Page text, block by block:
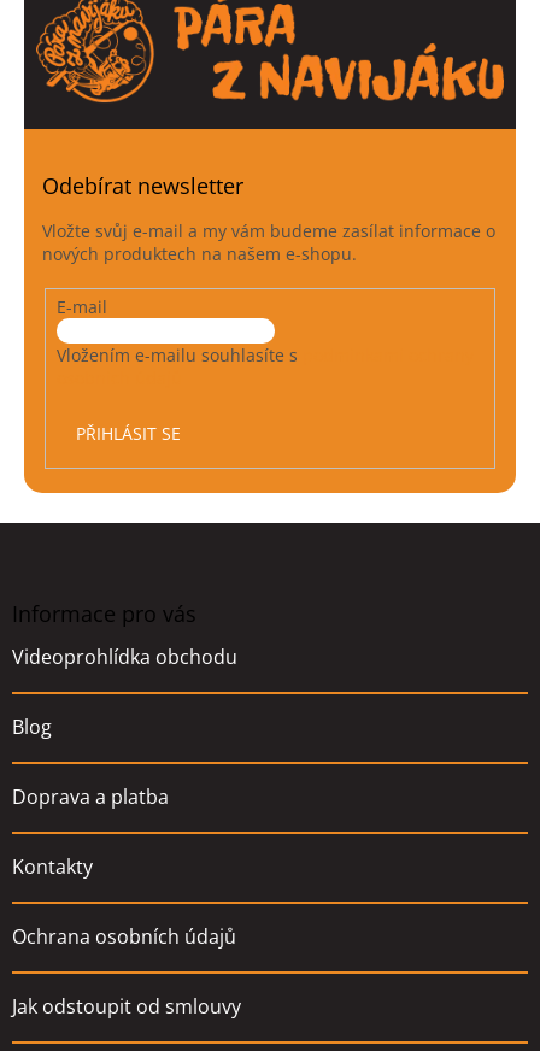
Odebírat newsletter
Vložte svůj e-mail a my vám budeme zasílat informace o
nových produktech na našem e-shopu.
E-mail
Vložením e-mailu souhlasíte s
PŘIHLÁSIT SE
Informace pro vás
Videoprohlídka obchodu
Blog
Doprava a platba
Kontakty
Ochrana osobních údajů
Jak odstoupit od smlouvy